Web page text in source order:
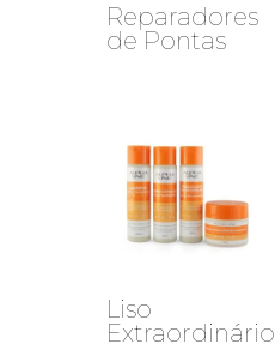
Reparadores
de Pontas
Liso
Extraordinário